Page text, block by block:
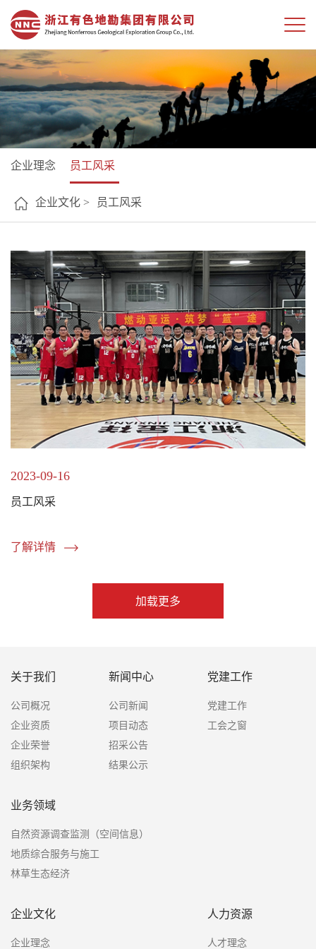
企业理念 员工风采
企业文化 > 员工风采
2023-09-16
员工风采
了解详情
加载更多
关于我们
公司概况
企业资质
企业荣誉
组织架构
新闻中心
公司新闻
项目动态
招采公告
结果公示
党建工作
党建工作
工会之窗
业务领域
自然资源调查监测（空间信息）
地质综合服务与施工
林草生态经济
企业文化
企业理念
人力资源
人才理念